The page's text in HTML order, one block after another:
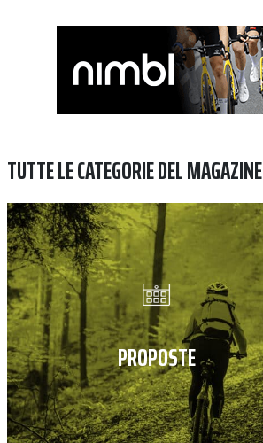
TUTTE LE CATEGORIE DEL MAGAZINE
PROPOSTE